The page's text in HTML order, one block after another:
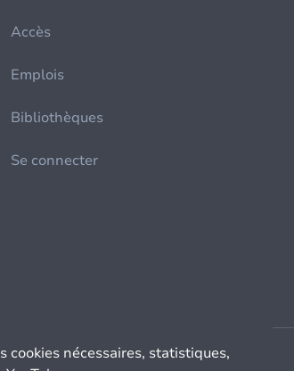
Accès
Emplois
Bibliothèques
Se connecter
cookies nécessaires, statistiques,